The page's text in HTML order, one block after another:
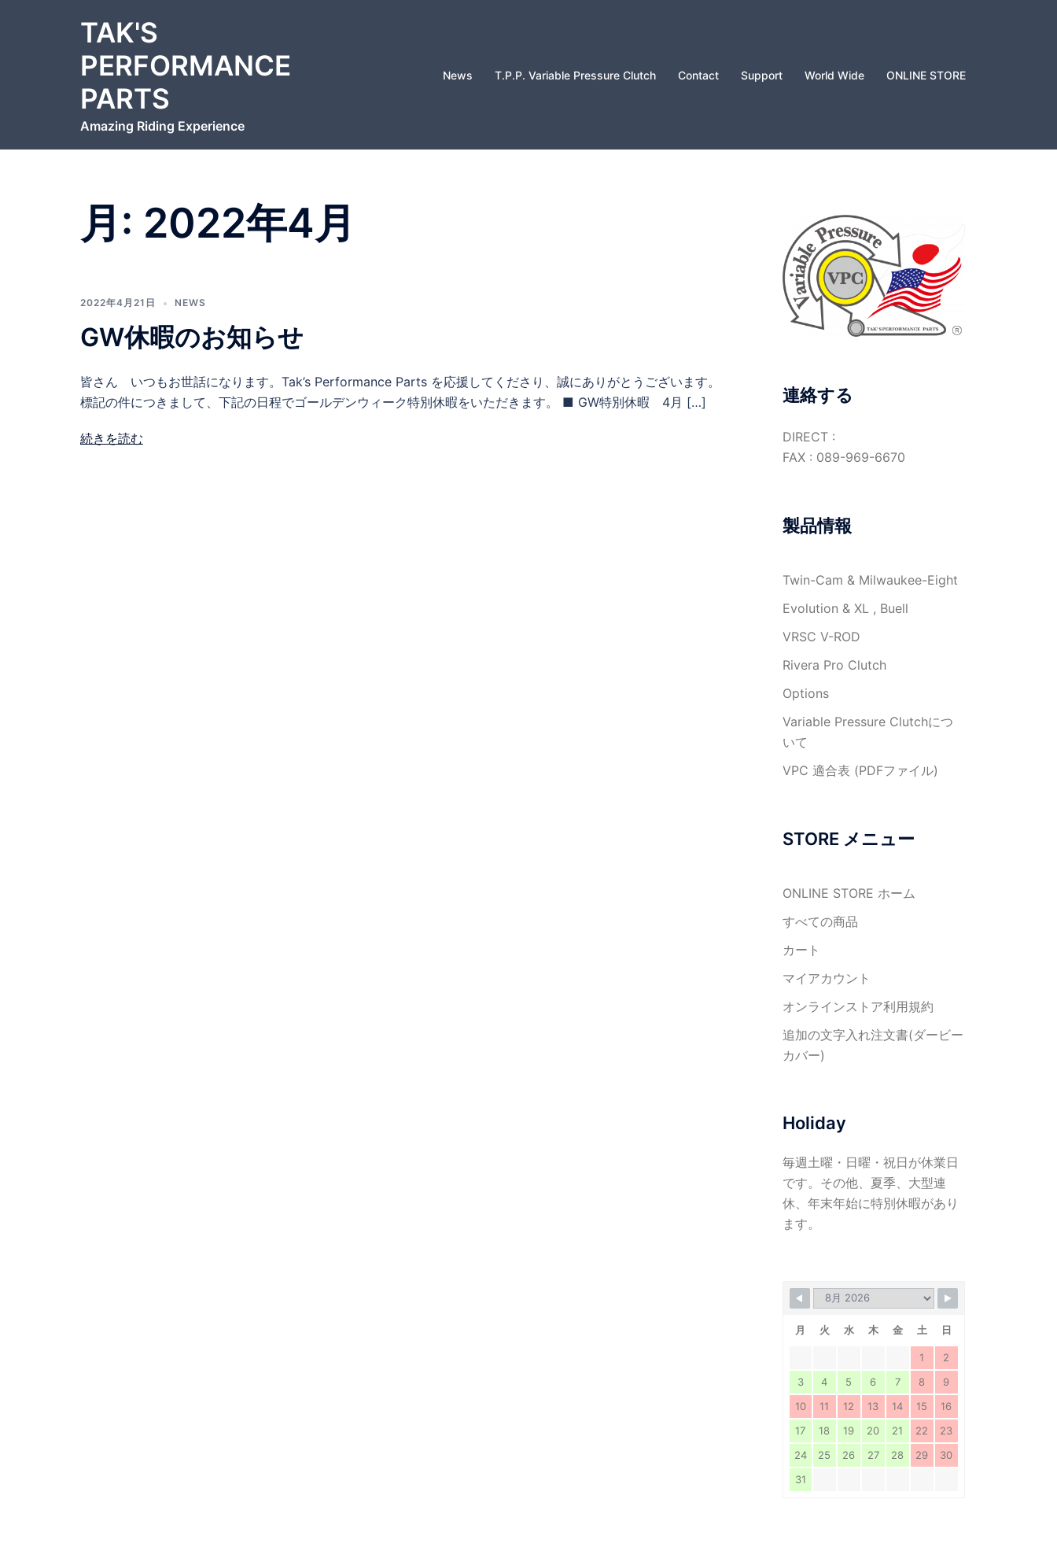
キ
TAK'S
PERFORMANCE
PARTS
Amazing Riding Experience
News T.P.P. Variable Pressure Clutch Contact Support World Wide ONLINE STORE
月: 2022年4月
2022年4月21日 NEWS
GW休暇のお知らせ
皆さん いつもお世話になります。Tak’s Performance Parts を応援してくださり、誠にありがとうございます。
標記の件につきまして、下記の日程でゴールデンウィーク特別休暇をいただきます。 ■ GW特別休暇 4月 […]
続きを読む
連絡する
DIRECT :
FAX : 089-969-6670
製品情報
Twin-Cam & Milwaukee-Eight
Evolution & XL , Buell
VRSC V-ROD
Rivera Pro Clutch
Options
Variable Pressure Clutchにつ
いて
VPC 適合表 (PDFファイル)
STORE メニュー
ONLINE STORE ホーム
すべての商品
カート
マイアカウント
オンラインストア利用規約
追加の文字入れ注文書(ダービー
カバー)
Holiday
毎週土曜・日曜・祝日が休業日
です。その他、夏季、大型連
休、年末年始に特別休暇があり
ます。
月 火 水 木 金 土 日
1
2
3
4 5 6 7 8
9
10
11 12 13 14 15
16
17
18 19 20 21 22
23
24
25 26 27 28 29
30
31